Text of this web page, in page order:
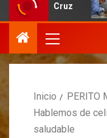
Cruz
Inicio
PERITO
Hablemos de
saludable